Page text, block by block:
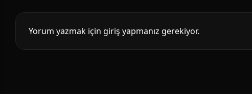
Yorum yazmak için giriş yapmanız gerekiyor.